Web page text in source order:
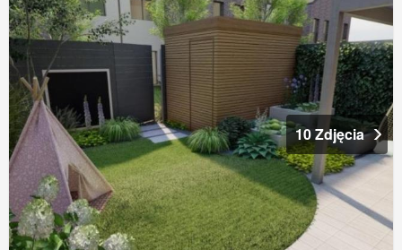
10 Zdjęcia